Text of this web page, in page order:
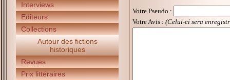
Interviews
Editeurs
Collections
Autour des fictions
historiques
Revues
Prix littéraires
Votre Pseudo :
Votre Avis : (Celui-ci sera